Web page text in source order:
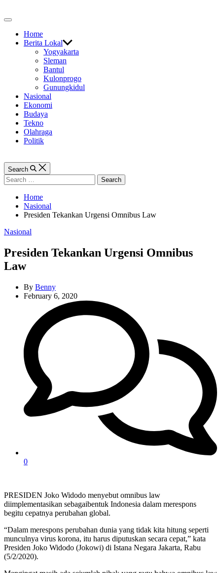
to
Off
CanvasHome
Berita Lokal
Yogyakarta
Sleman
Bantul
Kulonprogo
Gunungkidul
Nasional
Ekonomi
Budaya
Tekno
Olahraga
Politik
Search
Search
for:
Home
Nasional
Presiden Tekankan Urgensi Omnibus Law
Categories
Nasional
Presiden Tekankan Urgensi Omnibus
Law
By Benny
February 6, 2020
0
PRESIDEN Joko Widodo menyebut omnibus law
diimplementasikan sebagaibentuk Indonesia dalam merespons
begitu cepatnya perubahan global.
“Dalam merespons perubahan dunia yang tidak kita hitung seperti
munculnya virus korona, itu harus diputuskan secara cepat,” kata
Presiden Joko Widodo (Jokowi) di Istana Negara Jakarta, Rabu
(5/2/2020).